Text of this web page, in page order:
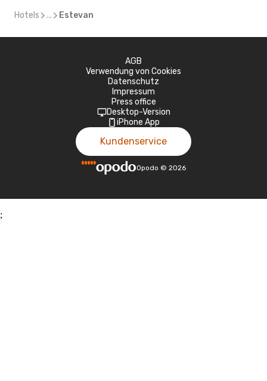
Hotels ... Estevan
AGB
Verwendung von Cookies
Datenschutz
Impressum
Press office
Desktop-Version
iPhone App
Kundenservice
Opodo © 2026
;